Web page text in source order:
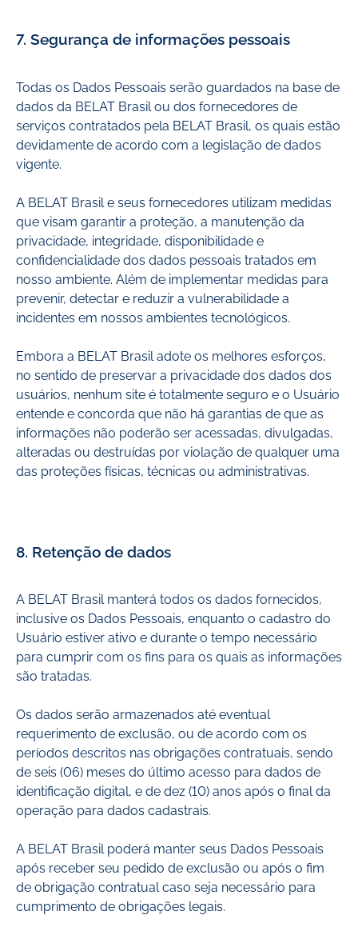
7. Segurança de informações pessoais
Todas os Dados Pessoais serão guardados na base de
dados da BELAT Brasil ou dos fornecedores de
serviços contratados pela BELAT Brasil, os quais estão
devidamente de acordo com a legislação de dados
vigente.
A BELAT Brasil e seus fornecedores utilizam medidas
que visam garantir a proteção, a manutenção da
privacidade, integridade, disponibilidade e
confidencialidade dos dados pessoais tratados em
nosso ambiente. Além de implementar medidas para
prevenir, detectar e reduzir a vulnerabilidade a
incidentes em nossos ambientes tecnológicos.
Embora a BELAT Brasil adote os melhores esforços,
no sentido de preservar a privacidade dos dados dos
usuários, nenhum site é totalmente seguro e o Usuário
entende e concorda que não há garantias de que as
informações não poderão ser acessadas, divulgadas,
alteradas ou destruídas por violação de qualquer uma
das proteções físicas, técnicas ou administrativas.
8. Retenção de dados
A BELAT Brasil manterá todos os dados fornecidos,
inclusive os Dados Pessoais, enquanto o cadastro do
Usuário estiver ativo e durante o tempo necessário
para cumprir com os fins para os quais as informações
são tratadas.
Os dados serão armazenados até eventual
requerimento de exclusão, ou de acordo com os
períodos descritos nas obrigações contratuais, sendo
de seis (06) meses do último acesso para dados de
identificação digital, e de dez (10) anos após o final da
operação para dados cadastrais.
A BELAT Brasil poderá manter seus Dados Pessoais
após receber seu pedido de exclusão ou após o fim
de obrigação contratual caso seja necessário para
cumprimento de obrigações legais.